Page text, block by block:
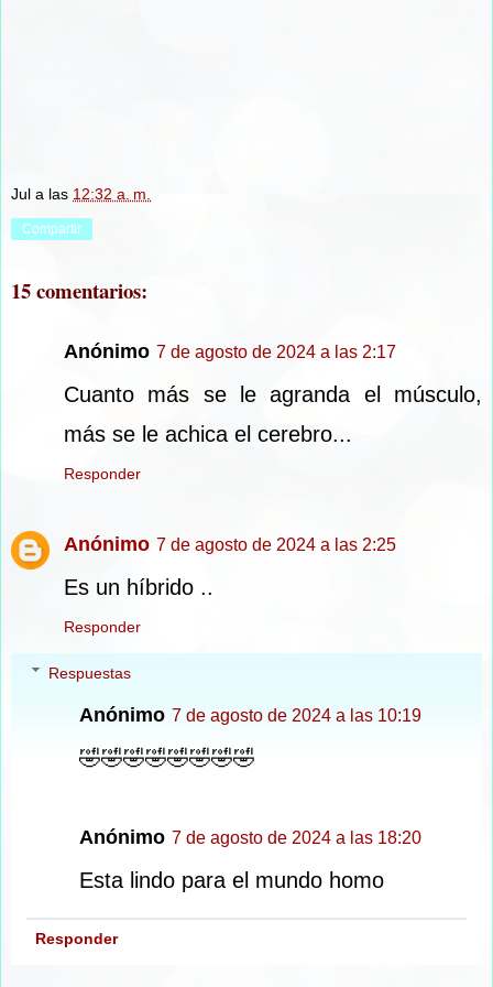
Jul a las 12:32 a. m.
Compartir
15 comentarios:
Anónimo 7 de agosto de 2024 a las 2:17
Cuanto más se le agranda el músculo,
más se le achica el cerebro...
Responder
Anónimo 7 de agosto de 2024 a las 2:25
Es un híbrido ..
Responder
Respuestas
Anónimo 7 de agosto de 2024 a las 10:19
🤣🤣🤣🤣🤣🤣🤣🤣
Anónimo 7 de agosto de 2024 a las 18:20
Esta lindo para el mundo homo
Responder